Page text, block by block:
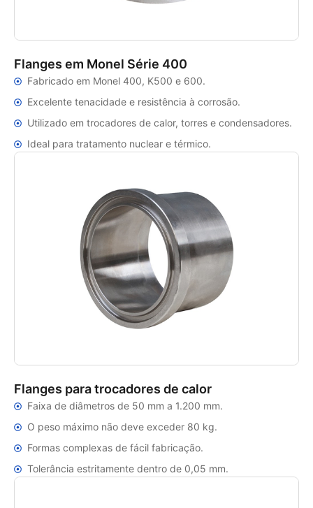
Flanges em Monel Série 400
Fabricado em Monel 400, K500 e 600.
Excelente tenacidade e resistência à corrosão.
Utilizado em trocadores de calor, torres e condensadores.
Ideal para tratamento nuclear e térmico.
Flanges para trocadores de calor
Faixa de diâmetros de 50 mm a 1.200 mm.
O peso máximo não deve exceder 80 kg.
Formas complexas de fácil fabricação.
Tolerância estritamente dentro de 0,05 mm.